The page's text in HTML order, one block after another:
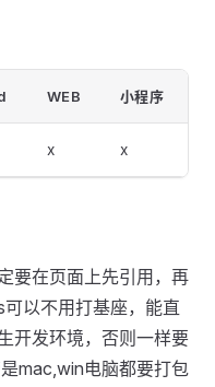
WEB 小程序
x x
要在页面上先引用，再
以不用打基座，能直
开发环境，否则一样要
mac,win电脑都要打包